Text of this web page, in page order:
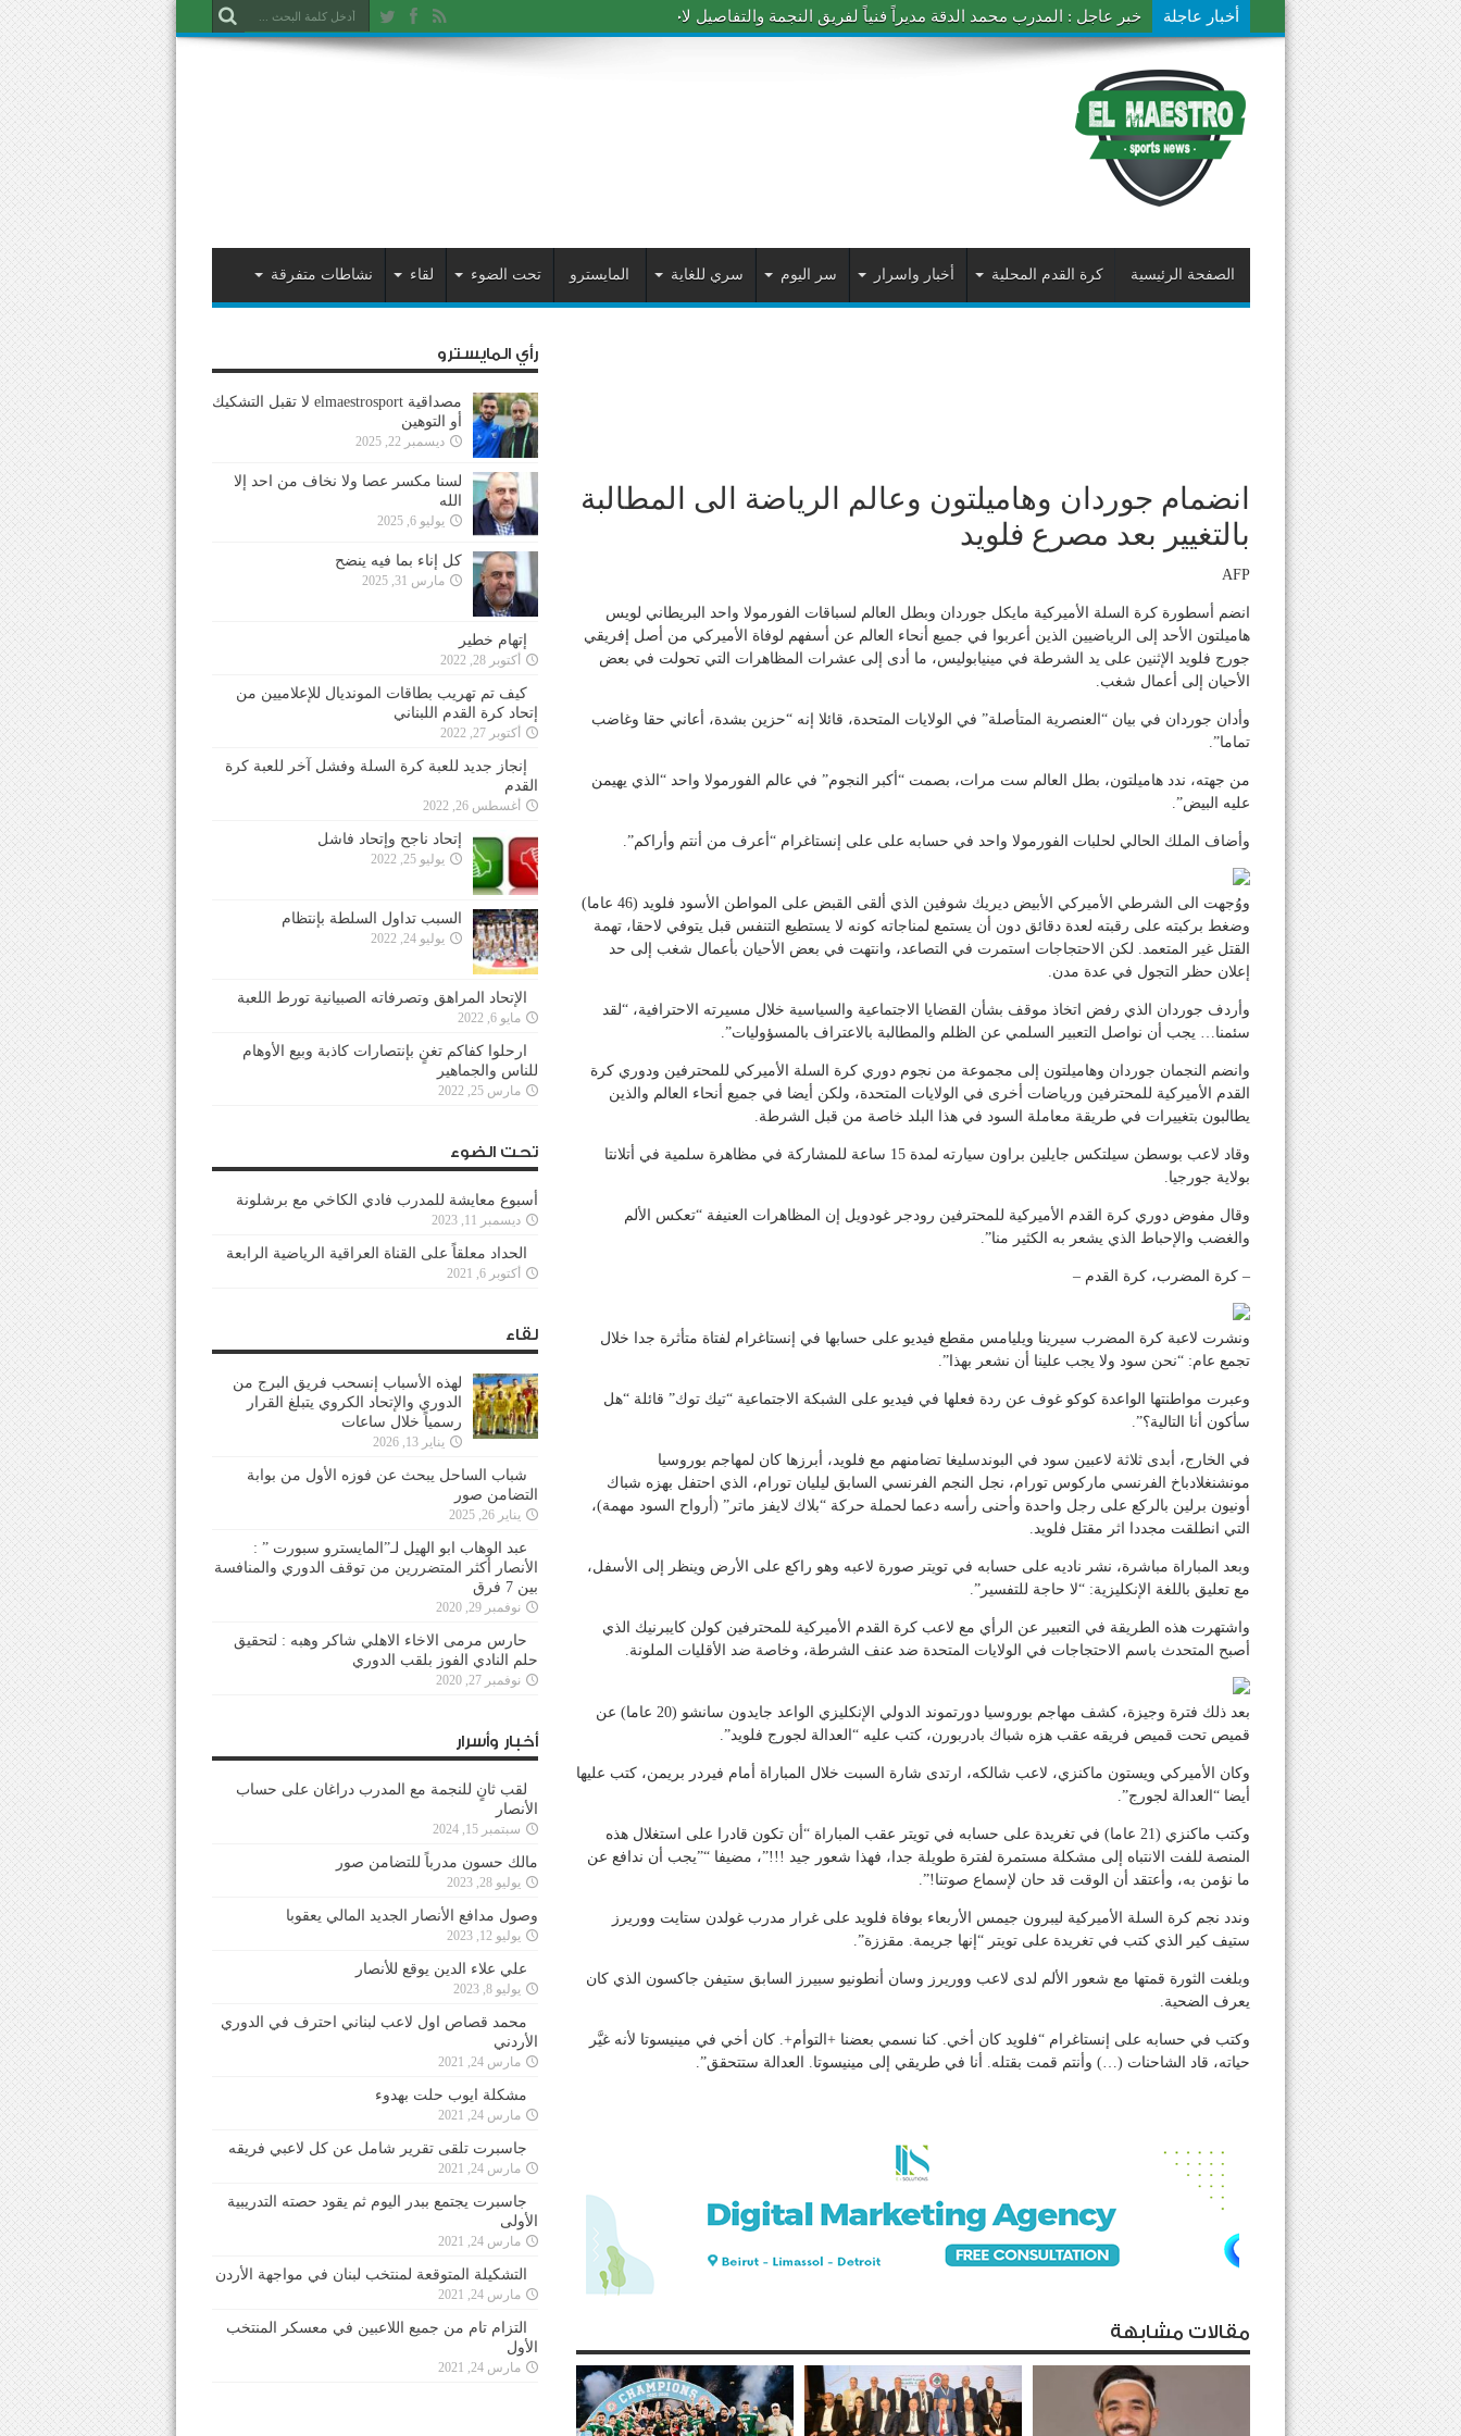
أخبار عاجلة خبر عاجل : المدرب محمد الدقة مديراً فنياً لفريق النجمة والتفاصيل لاحقاً
الصفحة الرئيسية كرة القدم المحلية أخبار واسرار سر اليوم سري للغاية المايسترو تحت الضوء لقاء نشاطات متفرقة
انضمام جوردان وهاميلتون وعالم الرياضة الى المطالبة
بالتغيير بعد مصرع فلويد
AFP
انضم أسطورة كرة السلة الأميركية مايكل جوردان وبطل العالم لسباقات الفورمولا واحد البريطاني لويس
هاميلتون الأحد إلى الرياضيين الذين أعربوا في جميع أنحاء العالم عن أسفهم لوفاة الأميركي من أصل إفريقي
جورج فلويد الإثنين على يد الشرطة في مينيابوليس، ما أدى إلى عشرات المظاهرات التي تحولت في بعض
الأحيان إلى أعمال شغب.
وأدان جوردان في بيان “العنصرية المتأصلة” في الولايات المتحدة، قائلا إنه “حزين بشدة، أعاني حقا وغاضب
تماما”.
من جهته، ندد هاميلتون، بطل العالم ست مرات، بصمت “أكبر النجوم” في عالم الفورمولا واحد “الذي يهيمن
عليه البيض”.
وأضاف الملك الحالي لحلبات الفورمولا واحد في حسابه على على إنستاغرام “أعرف من أنتم وأراكم”.
ووُجهت الى الشرطي الأميركي الأبيض ديريك شوفين الذي ألقى القبض على المواطن الأسود فلويد (46 عاما)
وضغط بركبته على رقبته لعدة دقائق دون أن يستمع لمناجاته كونه لا يستطيع التنفس قبل يتوفي لاحقا، تهمة
القتل غير المتعمد. لكن الاحتجاجات استمرت في التصاعد، وانتهت في بعض الأحيان بأعمال شغب إلى حد
إعلان حظر التجول في عدة مدن.
وأردف جوردان الذي رفض اتخاذ موقف بشأن القضايا الاجتماعية والسياسية خلال مسيرته الاحترافية، “لقد
سئمنا… يجب أن نواصل التعبير السلمي عن الظلم والمطالبة بالاعتراف بالمسؤوليات”.
وانضم النجمان جوردان وهاميلتون إلى مجموعة من نجوم دوري كرة السلة الأميركي للمحترفين ودوري كرة
القدم الأميركية للمحترفين ورياضات أخرى في الولايات المتحدة، ولكن أيضا في جميع أنحاء العالم والذين
يطالبون بتغييرات في طريقة معاملة السود في هذا البلد خاصة من قبل الشرطة.
وقاد لاعب بوسطن سيلتكس جايلين براون سيارته لمدة 15 ساعة للمشاركة في مظاهرة سلمية في أتلانتا
بولاية جورجيا.
وقال مفوض دوري كرة القدم الأميركية للمحترفين رودجر غودويل إن المظاهرات العنيفة “تعكس الألم
والغضب والإحباط الذي يشعر به الكثير منا”.
– كرة المضرب، كرة القدم –
ونشرت لاعبة كرة المضرب سيرينا ويليامس مقطع فيديو على حسابها في إنستاغرام لفتاة متأثرة جدا خلال
تجمع عام: “نحن سود ولا يجب علينا أن نشعر بهذا”.
وعبرت مواطنتها الواعدة كوكو غوف عن ردة فعلها في فيديو على الشبكة الاجتماعية “تيك توك” قائلة “هل
سأكون أنا التالية؟”.
في الخارج، أبدى ثلاثة لاعبين سود في البوندسليغا تضامنهم مع فلويد، أبرزها كان لمهاجم بوروسيا
مونشنغلادباخ الفرنسي ماركوس تورام، نجل النجم الفرنسي السابق ليليان تورام، الذي احتفل بهزه شباك
أونيون برلين بالركع على رجل واحدة وأحنى رأسه دعما لحملة حركة “بلاك لايفز ماتر” (أرواح السود مهمة)،
التي انطلقت مجددا اثر مقتل فلويد.
وبعد المباراة مباشرة، نشر ناديه على حسابه في تويتر صورة لاعبه وهو راكع على الأرض وينظر إلى الأسفل،
مع تعليق باللغة الإنكليزية: “لا حاجة للتفسير”.
واشتهرت هذه الطريقة في التعبير عن الرأي مع لاعب كرة القدم الأميركية للمحترفين كولن كايبرنيك الذي
أصبح المتحدث باسم الاحتجاجات في الولايات المتحدة ضد عنف الشرطة، وخاصة ضد الأقليات الملونة.
بعد ذلك فترة وجيزة، كشف مهاجم بوروسيا دورتموند الدولي الإنكليزي الواعد جايدون سانشو (20 عاما) عن
قميص تحت قميص فريقه عقب هزه شباك بادربورن، كتب عليه “العدالة لجورج فلويد”.
وكان الأميركي ويستون ماكنزي، لاعب شالكه، ارتدى شارة السبت خلال المباراة أمام فيردر بريمن، كتب عليها
أيضا “العدالة لجورج”.
وكتب ماكنزي (21 عاما) في تغريدة على حسابه في تويتر عقب المباراة “أن تكون قادرا على استغلال هذه
المنصة للفت الانتباه إلى مشكلة مستمرة لفترة طويلة جدا، فهذا شعور جيد !!!”، مضيفا “”يجب أن ندافع عن
ما نؤمن به، وأعتقد أن الوقت قد حان لإسماع صوتنا!”.
وندد نجم كرة السلة الأميركية ليبرون جيمس الأربعاء بوفاة فلويد على غرار مدرب غولدن ستايت ووريرز
ستيف كير الذي كتب في تغريدة على تويتر “إنها جريمة. مقززة”.
وبلغت الثورة قمتها مع شعور الألم لدى لاعب ووريرز وسان أنطونيو سبيرز السابق ستيفن جاكسون الذي كان
يعرف الضحية.
وكتب في حسابه على إنستاغرام “فلويد كان أخي. كنا نسمي بعضنا +التوأم+. كان أخي في مينيسوتا لأنه غيَّر
حياته، قاد الشاحنات (…) وأنتم قمت بقتله. أنا في طريقي إلى مينيسوتا. العدالة ستتحقق”.
مقالات مشابهة
رأي المايسترو
مصداقية elmaestrosport لا تقبل التشكيك
أو التوهين
ديسمبر 22, 2025
لسنا مكسر عصا ولا نخاف من احد إلا
الله
يوليو 6, 2025
كل إناء بما فيه ينضح
مارس 31, 2025
إتهام خطير
أكتوبر 28, 2022
كيف تم تهريب بطاقات المونديال للإعلاميين من
إتحاد كرة القدم اللبناني
أكتوبر 27, 2022
إنجاز جديد للعبة كرة السلة وفشل آخر للعبة كرة
القدم
أغسطس 26, 2022
إتحاد ناجح وإتحاد فاشل
يوليو 25, 2022
السبب تداول السلطة بإنتظام
يوليو 24, 2022
الإتحاد المراهق وتصرفاته الصبيانية تورط اللعبة
مايو 6, 2022
ارحلوا كفاكم تغنٍ بإنتصارات كاذبة وبيع الأوهام
للناس والجماهير
مارس 25, 2022
تحت الضوء
أسبوع معايشة للمدرب فادي الكاخي مع برشلونة
ديسمبر 11, 2023
الحداد معلقاً على القناة العراقية الرياضية الرابعة
أكتوبر 6, 2021
لقاء
لهذه الأسباب إنسحب فريق البرج من
الدوري والإتحاد الكروي يتبلغ القرار
رسمياً خلال ساعات
يناير 13, 2026
شباب الساحل يبحث عن فوزه الأول من بوابة
التضامن صور
يناير 26, 2025
عبد الوهاب ابو الهيل لـ”المايسترو سبورت ” :
الأنصار أكثر المتضررين من توقف الدوري والمنافسة
بين 7 فرق
نوفمبر 29, 2020
حارس مرمى الاخاء الاهلي شاكر وهبه : لتحقيق
حلم النادي الفوز بلقب الدوري
نوفمبر 27, 2020
أخبار وأسرار
لقب ثانٍ للنجمة مع المدرب دراغان على حساب
الأنصار
سبتمبر 15, 2024
مالك حسون مدرباً للتضامن صور
يوليو 28, 2023
وصول مدافع الأنصار الجديد المالي يعقوبا
يوليو 12, 2023
علي علاء الدين يوقع للأنصار
يوليو 8, 2023
محمد قصاص اول لاعب لبناني احترف في الدوري
الأردني
مارس 24, 2021
مشكلة ايوب حلت بهدوء
مارس 24, 2021
جاسبرت تلقى تقرير شامل عن كل لاعبي فريقه
مارس 24, 2021
جاسبرت يجتمع ببدر اليوم ثم يقود حصته التدريبية
الأولى
مارس 24, 2021
التشكيلة المتوقعة لمنتخب لبنان في مواجهة الأردن
مارس 24, 2021
التزام تام من جميع اللاعبين في معسكر المنتخب
الأول
مارس 24, 2021